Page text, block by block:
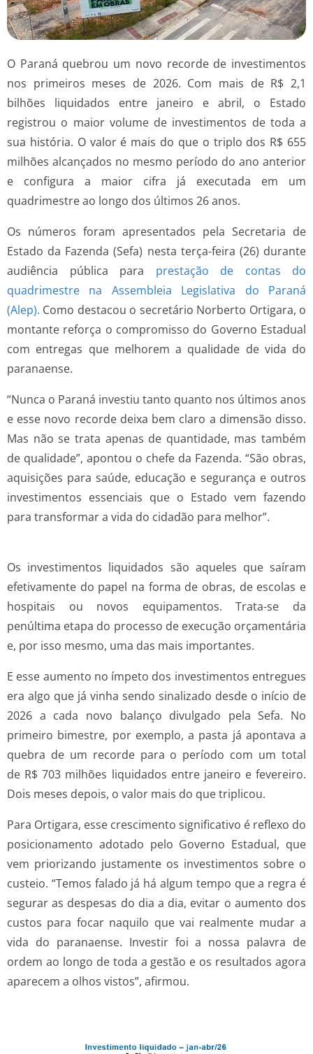
O Paraná quebrou um novo recorde de investimentos
nos primeiros meses de 2026. Com mais de R$ 2,1
bilhões liquidados entre janeiro e abril, o Estado
registrou o maior volume de investimentos de toda a
sua história. O valor é mais do que o triplo dos R$ 655
milhões alcançados no mesmo período do ano anterior
e configura a maior cifra já executada em um
quadrimestre ao longo dos últimos 26 anos.
Os números foram apresentados pela Secretaria de
Estado da Fazenda (Sefa) nesta terça-feira (26) durante
audiência pública para prestação de contas do
quadrimestre na Assembleia Legislativa do Paraná
(Alep). Como destacou o secretário Norberto Ortigara, o
montante reforça o compromisso do Governo Estadual
com entregas que melhorem a qualidade de vida do
paranaense.
“Nunca o Paraná investiu tanto quanto nos últimos anos
e esse novo recorde deixa bem claro a dimensão disso.
Mas não se trata apenas de quantidade, mas também
de qualidade”, apontou o chefe da Fazenda. “São obras,
aquisições para saúde, educação e segurança e outros
investimentos essenciais que o Estado vem fazendo
para transformar a vida do cidadão para melhor”.
Os investimentos liquidados são aqueles que saíram
efetivamente do papel na forma de obras, de escolas e
hospitais ou novos equipamentos. Trata-se da
penúltima etapa do processo de execução orçamentária
e, por isso mesmo, uma das mais importantes.
E esse aumento no ímpeto dos investimentos entregues
era algo que já vinha sendo sinalizado desde o início de
2026 a cada novo balanço divulgado pela Sefa. No
primeiro bimestre, por exemplo, a pasta já apontava a
quebra de um recorde para o período com um total
de R$ 703 milhões liquidados entre janeiro e fevereiro.
Dois meses depois, o valor mais do que triplicou.
Para Ortigara, esse crescimento significativo é reflexo do
posicionamento adotado pelo Governo Estadual, que
vem priorizando justamente os investimentos sobre o
custeio. “Temos falado já há algum tempo que a regra é
segurar as despesas do dia a dia, evitar o aumento dos
custos para focar naquilo que vai realmente mudar a
vida do paranaense. Investir foi a nossa palavra de
ordem ao longo de toda a gestão e os resultados agora
aparecem a olhos vistos”, afirmou.